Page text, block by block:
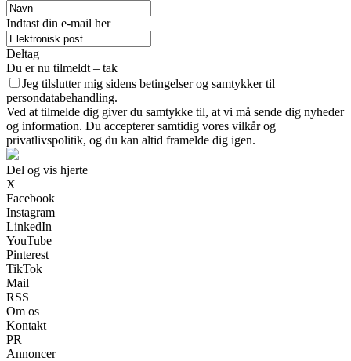
Indtast din e-mail her
Deltag
Du er nu tilmeldt – tak
Jeg tilslutter mig sidens betingelser og samtykker til
persondatabehandling.
Ved at tilmelde dig giver du samtykke til, at vi må sende dig nyheder
og information. Du accepterer samtidig vores vilkår og
privatlivspolitik, og du kan altid framelde dig igen.
Del og vis hjerte
X
Facebook
Instagram
LinkedIn
YouTube
Pinterest
TikTok
Mail
RSS
Om os
Kontakt
PR
Annoncer